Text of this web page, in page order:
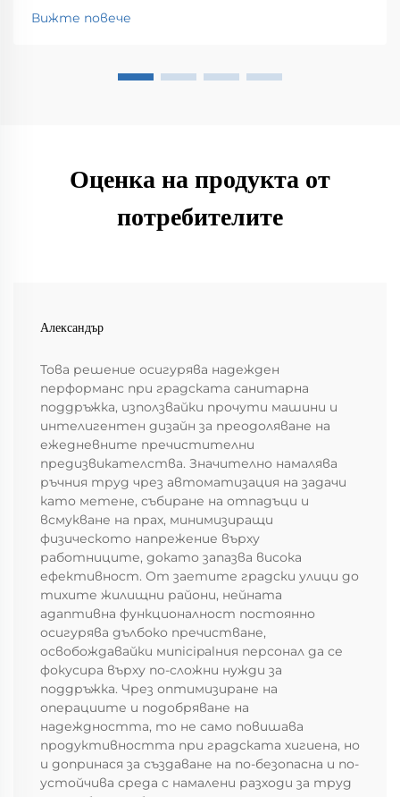
поддържането на чистотата в нашите
градове, като събират всякакви неща, които се
Вижте повече
Оценка на продукта от
потребителите
Александър
Това решение осигурява надежден
перформанс при градската санитарна
поддръжка, използвайки прочути машини и
интелигентен дизайн за преодоляване на
ежедневните пречистителни
предизвикателства. Значително намалява
ръчния труд чрез автоматизация на задачи
като метене, събиране на отпадъци и
всмукване на прах, минимизиращи
физическото напрежение върху
работниците, докато запазва висока
ефективност. От заетите градски улици до
тихите жилищни райони, нейната
адаптивна функционалност постоянно
осигурява дълбоко пречистване,
освобождавайки мunicipalния персонал да се
фокусира върху по-сложни нужди за
поддръжка. Чрез оптимизиране на
операциите и подобряване на
надеждността, то не само повишава
продуктивността при градската хигиена, но
и допринася за създаване на по-безопасна и по-
устойчива среда с намалени разходи за труд